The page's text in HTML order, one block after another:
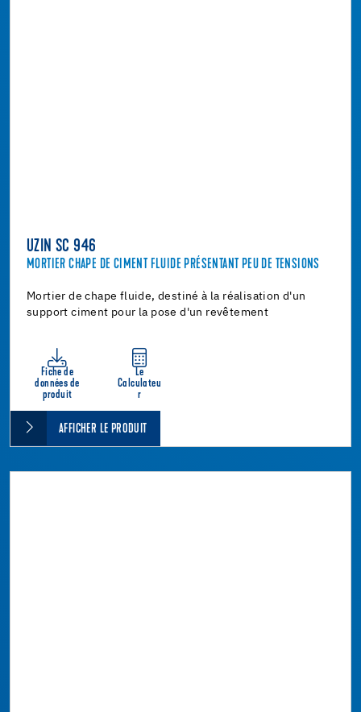
UZIN SC 946
MORTIER CHAPE DE CIMENT FLUIDE PRÉSENTANT PEU DE TENSIONS
Mortier de chape fluide, destiné à la réalisation d'un
support ciment pour la pose d'un revêtement
Fiche de
données de
produit
Le
Calculateu
r
AFFICHER LE PRODUIT